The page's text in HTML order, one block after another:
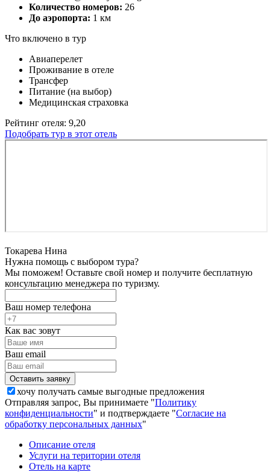
Количество номеров: 26
До аэропорта: 1 км
Что включено в тур
Авиаперелет
Проживание в отеле
Трансфер
Питание (на выбор)
Медицинская страховка
Рейтинг отеля: 9,20
Подобрать тур в этот отель
Токарева Нина
Нужна помощь с выбором тура?
Мы поможем! Оставьте свой номер и получите бесплатную
консультацию менеджера по туризму.
Ваш номер телефона
Как вас зовут
Ваш email
хочу получать самые выгодные предложения
Отправляя запрос, Вы принимаете "Политику
конфиденциальности" и подтверждаете "Согласие на
обработку персональных данных"
Описание отеля
Услуги на територии отеля
Отель на карте